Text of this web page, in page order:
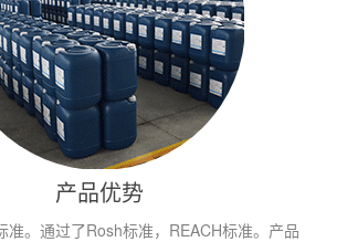
产品优势
准。通过了Rosh标准，REACH标准。产品